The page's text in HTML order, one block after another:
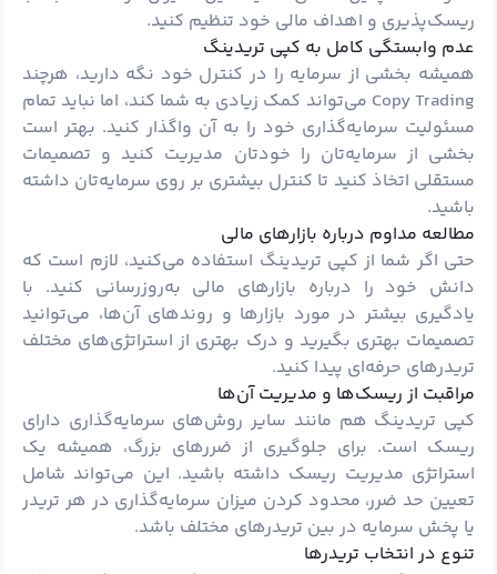
ریسک‌پذیری و اهداف مالی خود تنظیم کنید.
عدم وابستگی کامل به کپی تریدینگ
همیشه بخشی از سرمایه را در کنترل خود نگه دارید، هرچند
Copy Trading می‌تواند کمک زیادی به شما کند، اما نباید تمام
مسئولیت سرمایه‌گذاری خود را به آن واگذار کنید. بهتر است
بخشی از سرمایه‌تان را خودتان مدیریت کنید و تصمیمات
مستقلی اتخاذ کنید تا کنترل بیشتری بر روی سرمایه‌تان داشته
باشید.
مطالعه مداوم درباره بازارهای مالی
حتی اگر شما از کپی تریدینگ استفاده می‌کنید، لازم است که
دانش خود را درباره بازارهای مالی به‌روزرسانی کنید. با
یادگیری بیشتر در مورد بازارها و روندهای آن‌ها، می‌توانید
تصمیمات بهتری بگیرید و درک بهتری از استراتژی‌های مختلف
تریدرهای حرفه‌ای پیدا کنید.
مراقبت از ریسک‌ها و مدیریت آن‌ها
کپی تریدینگ هم مانند سایر روش‌های سرمایه‌گذاری دارای
ریسک است. برای جلوگیری از ضررهای بزرگ، همیشه یک
استراتژی مدیریت ریسک داشته باشید. این می‌تواند شامل
تعیین حد ضرر، محدود کردن میزان سرمایه‌گذاری در هر تریدر
یا پخش سرمایه در بین تریدرهای مختلف باشد.
تنوع در انتخاب تریدرها